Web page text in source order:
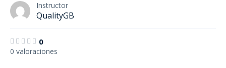
Instructor
QualityGB
0
0 valoraciones